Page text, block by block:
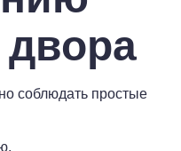
соблюдать простые